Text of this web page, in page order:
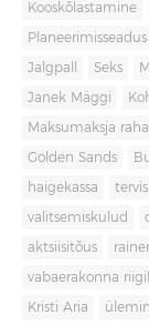
Kooskõlastamine
Planeerimisseadus
Jalgpall Seks
Janek Mäggi
Maksumaksja
Golden Sands
haigekassa
valitsemiskulud
aktsiisitõus
vabaerakonna
Kristi Aria